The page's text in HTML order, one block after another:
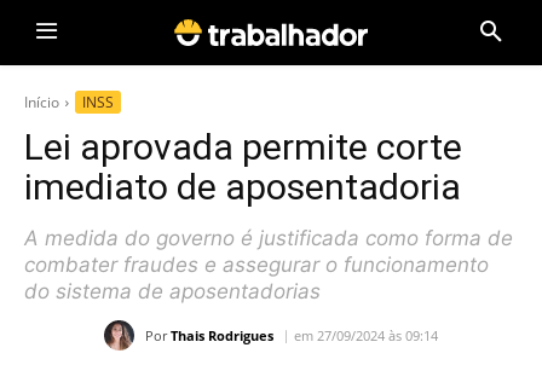
Início INSS
Lei aprovada permite corte
imediato de aposentadoria
A medida do governo é justificada como forma de
combater fraudes e assegurar o funcionamento
do sistema de aposentadorias
Por Thais Rodrigues em 27/09/2024 às 09:14